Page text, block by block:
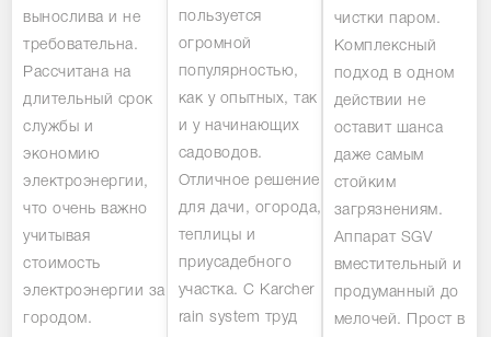
вынослива и не
требовательна.
Рассчитана на
длительный срок
службы и
экономию
электроэнергии,
что очень важно
учитывая
стоимость
электроэнергии за
городом.
пользуется
огромной
популярностью,
как у опытных, так
и у начинающих
садоводов.
Отличное решение
для дачи, огорода,
теплицы и
приусадебного
участка. С Karcher
rain system труд
чистки паром.
Комплексный
подход в одном
действии не
оставит шанса
даже самым
стойким
загрязнениям.
Аппарат SGV
вместительный и
продуманный до
мелочей. Прост в